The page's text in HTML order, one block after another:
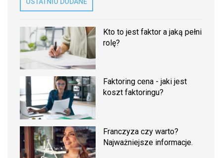
Kto to jest faktor a jaką pełni
rolę?
Faktoring cena - jaki jest
koszt faktoringu?
Franczyza czy warto?
Najważniejsze informacje.